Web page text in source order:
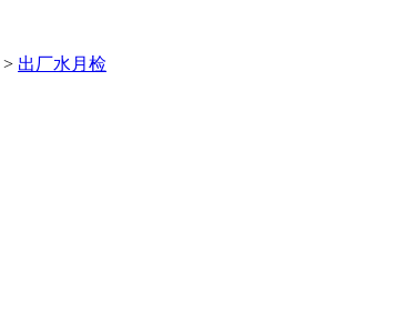
> 出厂水月检